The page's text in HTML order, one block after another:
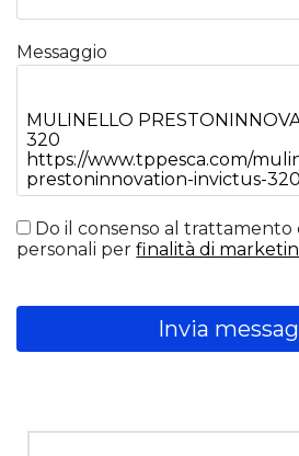
Messaggio
Do il consenso al trattamento
personali perfinalità di
Invia